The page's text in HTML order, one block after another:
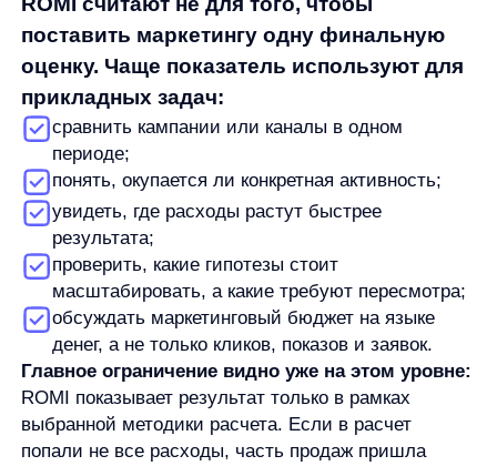
ROMI показывает результат только в рамках
выбранной методики расчета. Если в расчет
попали не все расходы, часть продаж пришла
позже или вклад канала определен неточно,
показатель может выглядеть лучше или хуже
реальной картины.
Формула ROMI: как рассчитать
показатель
Базовая логика расчета ROMI строится
на сравнении маркетингового результата и затрат
на маркетинг.
Формула ROMI может быть записана так:
ROMI = ((маркетинговый результат −
маркетинговые расходы) / маркетинговые
расходы) x 100%
Где:
маркетинговый результат— финансовый